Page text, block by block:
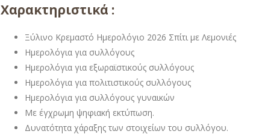
Χαρακτηριστικά :
Ξύλινο Κρεμαστό Ημερολόγιο 2026 Σπίτι με Λεμονιές
Ημερολόγια για συλλόγους
Ημερολόγια για εξωραϊστικούς συλλόγους
Ημερολόγια για πολιτιστικούς συλλόγους
Ημερολόγια για συλλόγους γυναικών
Με έγχρωμη ψηφιακή εκτύπωση.
Δυνατότητα χάραξης των στοιχείων του συλλόγου.